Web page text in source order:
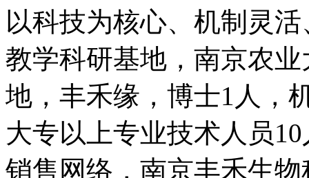
以科技为核心、机制灵
教学科研基地，南京农
地，丰禾缘，博士1人，
大专以上专业技术人员
销售网络，南京丰禾生